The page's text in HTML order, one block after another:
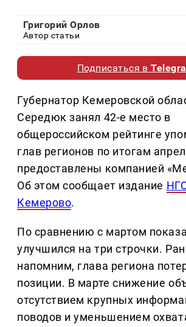
Григорий Орлов
Автор статьи
Подписаться в
Губернатор Кемеровской
Середюк занял 42-е место в
общероссийском рейтинге
глав регионов по итогам
предоставлены компанией
Об этом сообщает издание
Кемерово.
По сравнению с мартом
улучшился на три строчки.
напомним, глава региона
позиции. В марте снижение
отсутствием крупных
поводов и уменьшением